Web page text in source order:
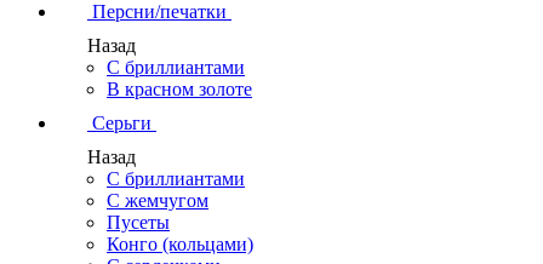
Персни/печатки
Назад
С бриллиантами
В красном золоте
Серьги
Назад
С бриллиантами
С жемчугом
Пусеты
Конго (кольцами)